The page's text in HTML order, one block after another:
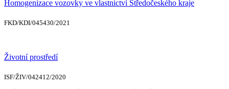
Homogenizace vozovky ve vlastnictví Středočeského kraje
FKD/KDI/045430/2021
Životní prostředí
ISF/ŽIV/042412/2020